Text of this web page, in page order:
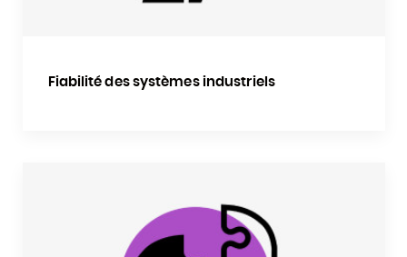
Fiabilité des systèmes industriels